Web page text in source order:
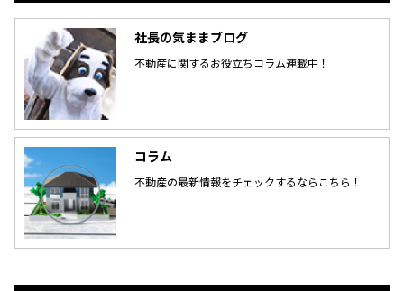
社長の気ままブログ
不動産に関するお役立ちコラム連載中！
コラム
不動産の最新情報をチェックするならこちら！